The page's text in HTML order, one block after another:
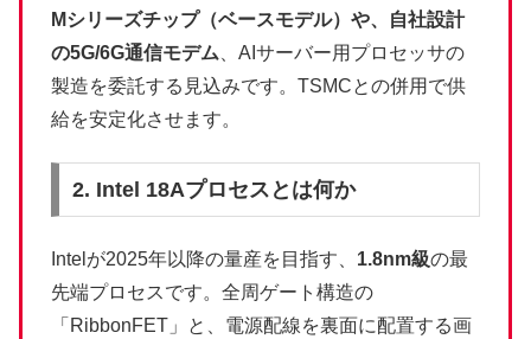
Mシリーズチップ（ベースモデル）や、自社設計
の5G/6G通信モデム 、AIサーバー用プロセッサの
製造を委託する見込みです。TSMCとの併用で供
給を安定化させます。
2. Intel 18Aプロセスとは何か
Intelが2025年以降の量産を目指す、 1.8nm級の最
先端プロセスです。全周ゲート構造の
「RibbonFET」と、電源配線を裏面に配置する画